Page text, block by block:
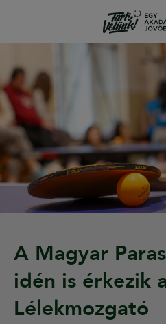
A Magyar
idén is érkezik
Lélekmozgató